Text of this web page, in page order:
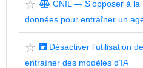
☆
CNIL — S’opposer à
données pour entraîner un
☆
Désactiver l’utilisation
entraîner des modèles d’IA